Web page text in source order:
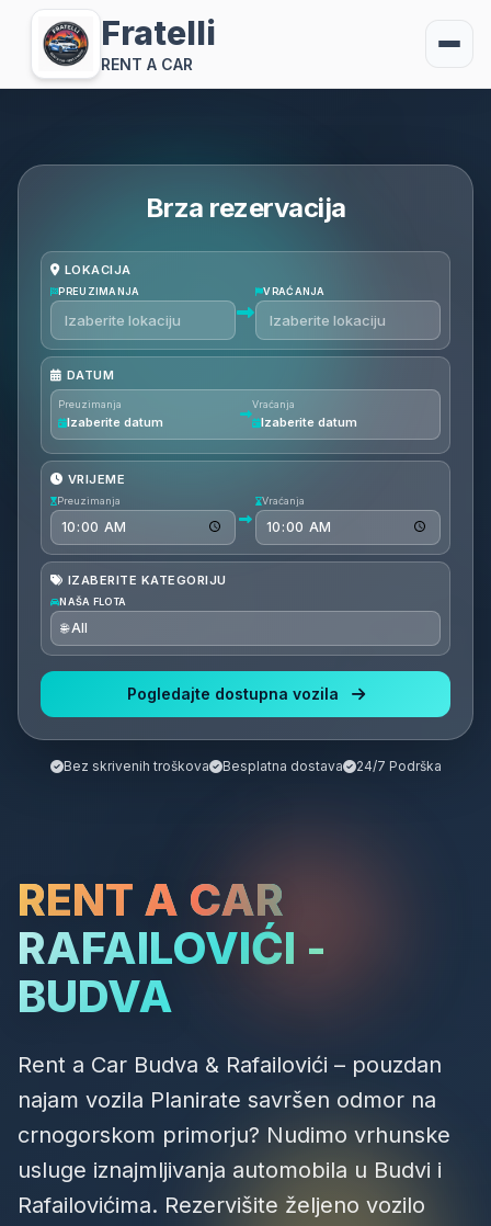
Fratelli
RENT A CAR
RENT A CAR
RAFAILOVIĆI -
BUDVA
Rent a Car Budva & Rafailovići – pouzdan
najam vozila Planirate savršen odmor na
crnogorskom primorju? Nudimo vrhunske
usluge iznajmljivanja automobila u Budvi i
Rafailovićima. Rezervišite željeno vozilo
Brza rezervacija
LOKACIJA
PREUZIMANJA VRAĆANJA
DATUM
Preuzimanja
Izaberite datum
Vraćanja
Izaberite datum
VRIJEME
Preuzimanja Vraćanja
IZABERITE KATEGORIJU
NAŠA FLOTA
Pogledajte dostupna vozila
Bez skrivenih troškova Besplatna dostava 24/7 Podrška